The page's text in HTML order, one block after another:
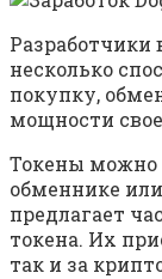
Разработчики
несколько
покупку,
мощности
Токены можно
обменнике
предлагает
токена. Их
так и за